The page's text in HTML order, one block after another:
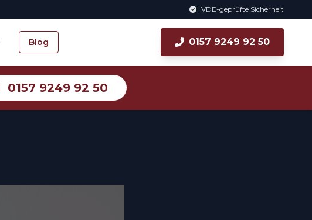
VDE-geprüfte Sicherheit
Blog 0157 9249 92 50
0157 9249 92 50